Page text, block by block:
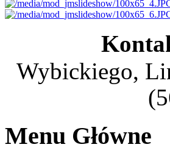
Wybickiego,
Menu Główne